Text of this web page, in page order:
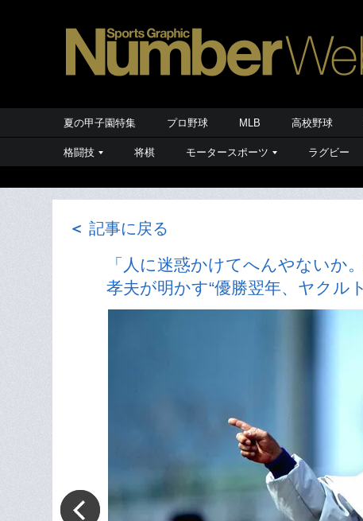
夏の甲子園特集 プロ野球 MLB 高校野球
格闘技 将棋 モータースポーツ ラグビー
＜ 記事に戻る
「人に迷惑かけてへんやないか
孝夫が明かす“優勝翌年、ヤクル